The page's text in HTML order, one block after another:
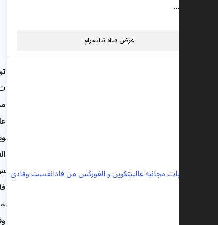
عرض قناة تيليجرام
توصيا
مجانية
عالبيتك
س من
وفادي